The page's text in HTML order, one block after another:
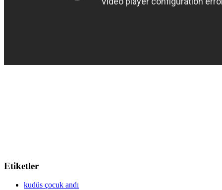
Etiketler
kudüs çocuk andı